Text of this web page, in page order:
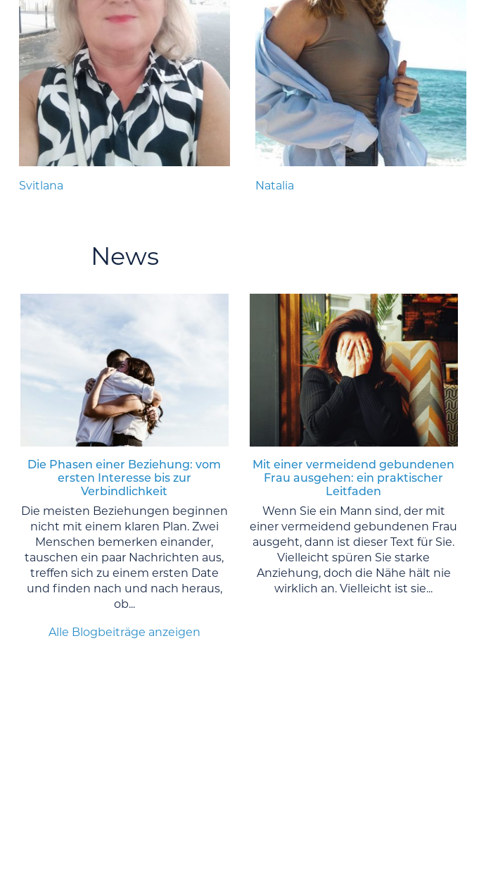
Svitlana Natalia
News
Die Phasen einer Beziehung: vom
ersten Interesse bis zur
Verbindlichkeit
Die meisten Beziehungen beginnen
nicht mit einem klaren Plan. Zwei
Menschen bemerken einander,
tauschen ein paar Nachrichten aus,
treffen sich zu einem ersten Date
und finden nach und nach heraus,
ob...
Mit einer vermeidend gebundenen
Frau ausgehen: ein praktischer
Leitfaden
Wenn Sie ein Mann sind, der mit
einer vermeidend gebundenen Frau
ausgeht, dann ist dieser Text für Sie.
Vielleicht spüren Sie starke
Anziehung, doch die Nähe hält nie
wirklich an. Vielleicht ist sie...
Alle Blogbeiträge anzeigen